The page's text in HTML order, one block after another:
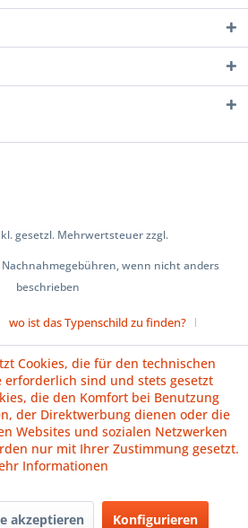
gesetzl. Mehrwertsteuer zzgl.
Nachnahmegebühren, wenn nicht anders
beschrieben
wo ist das Typenschild zu finden?
Impressum
AGB
Datenschutz Batteriehinweise
widerrufen
Cookies, die für den technischen
erforderlich sind und stets gesetzt
die den Komfort bei Benutzung
der Direktwerbung dienen oder die
Websites und sozialen Netzwerken
nur mit Ihrer Zustimmung gesetzt.
Informationen
akzeptieren Konfigurieren